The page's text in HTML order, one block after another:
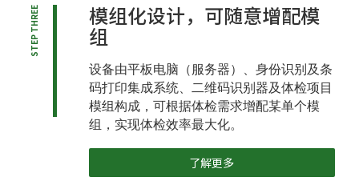
STEP THREE 模组化设计，可随意增配模
组
设备由平板电脑（服务器）、身份识别及条
码打印集成系统、二维码识别器及体检项目
模组构成，可根据体检需求增配某单个模
组，实现体检效率最大化。
了解更多